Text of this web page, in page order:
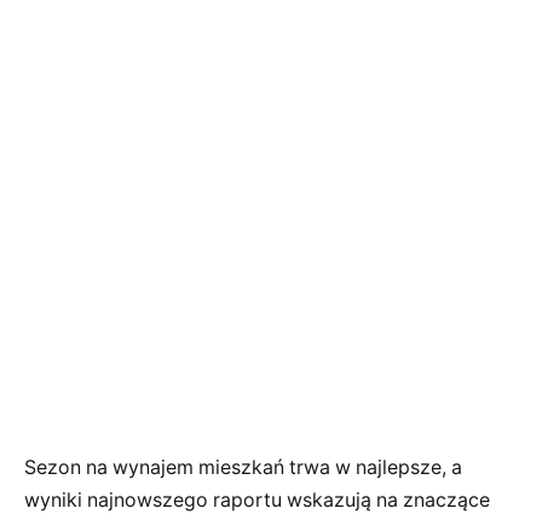
Sezon na wynajem mieszkań trwa w najlepsze, a
wyniki najnowszego raportu wskazują na znaczące